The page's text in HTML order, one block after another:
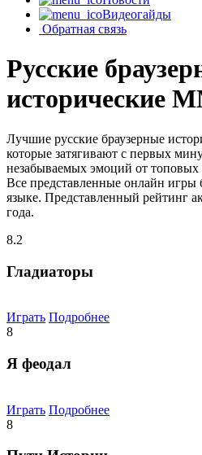
Видеогайды
Обратная связь
Русские
исторические
Лучшие русские браузерные
которые затягивают с первых
незабываемых эмоций от топовых
Все представленные онлайн игры
языке. Представленный рейтинг
года.
8.2
Гладиаторы
Играть Подробнее
8
Я феодал
Играть Подробнее
8